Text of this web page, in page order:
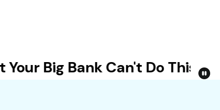
Big Bank Can't Do This